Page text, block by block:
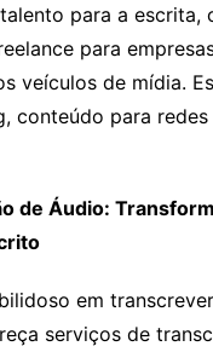
para a escrita,
para
veículos de mídia.
conteúdo para
de Áudio:
em
serviços de